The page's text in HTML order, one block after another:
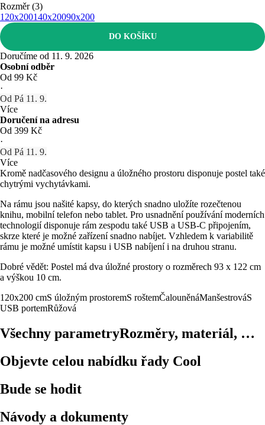
Rozměr (3)
120x200140x20090x200
DO KOŠÍKU
Doručíme od 11. 9. 2026
Osobní odběr
Od 99 Kč
·
Od Pá 11. 9.
Více
Doručení na adresu
Od 399 Kč
·
Od Pá 11. 9.
Více
Kromě nadčasového designu a úložného prostoru disponuje postel také
chytrými vychytávkami.
Na rámu jsou našité kapsy, do kterých snadno uložíte rozečtenou
knihu, mobilní telefon nebo tablet. Pro usnadnění používání moderních
technologií disponuje rám zespodu také USB a USB-C připojením,
skrze které je možné zařízení snadno nabíjet. Vzhledem k variabilitě
rámu je možné umístit kapsu i USB nabíjení i na druhou stranu.
Dobré vědět: Postel má dva úložné prostory o rozměrech 93 x 122 cm
a výškou 10 cm.
120x200 cmS úložným prostoremS roštemČalouněnáManšestrováS
USB portemRůžová
Všechny parametryRozměry, materiál, …
Objevte celou nabídku řady Cool
Bude se hodit
Návody a dokumenty